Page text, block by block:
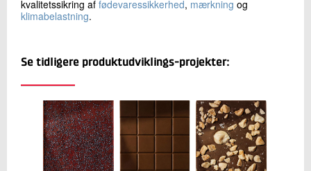
kvalitetssikring af fødevaressikkerhed, mærkning og
klimabelastning.
Se tidligere produktudviklings-projekter: